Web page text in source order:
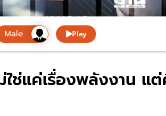
Play
ช่แค่เรื่องพลังงาน แ